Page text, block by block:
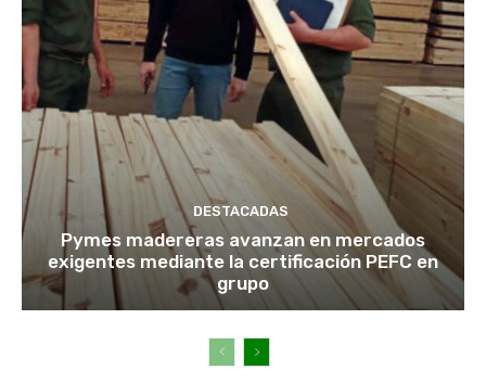
DESTACADAS
Pymes madereras avanzan en mercados
exigentes mediante la certificación PEFC en
grupo